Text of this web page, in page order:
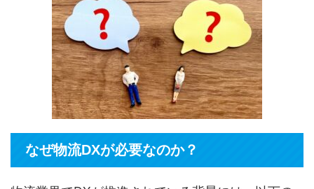
なぜ物流DXが必要なのか？